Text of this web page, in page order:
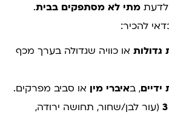
מתי לא מסתפקים בבית.
להכיר:
גדולות או כוויה שגדולה בערך מכף
ידיים, באיברי מין או סביב מפרקים.
(עור לבן/שחור, תחושה ירודה,